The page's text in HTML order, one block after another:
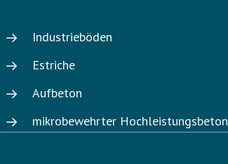
Industrieböden
Estriche
Aufbeton
mikrobewehrter Hochleistungsbeton